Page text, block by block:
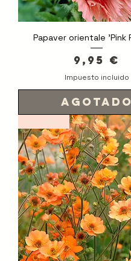
Papaver orientale 'Pink
Precio
9,95 €
Impuesto incluido
Agotado